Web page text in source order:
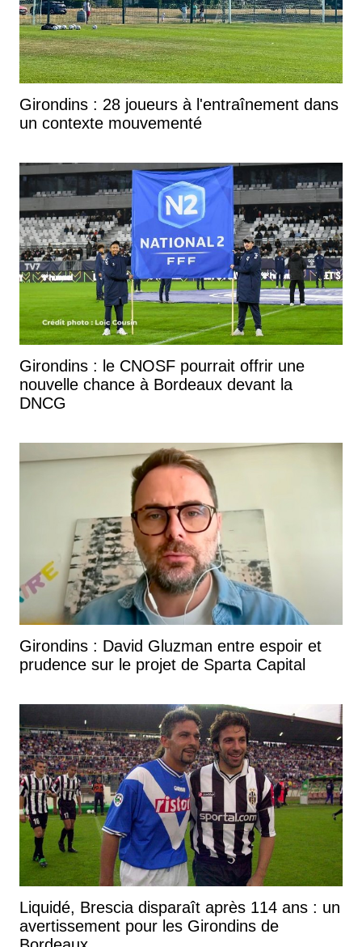
Girondins : 28 joueurs à l'entraînement dans
un contexte mouvementé
Girondins : le CNOSF pourrait offrir une
nouvelle chance à Bordeaux devant la
DNCG
Girondins : David Gluzman entre espoir et
prudence sur le projet de Sparta Capital
Liquidé, Brescia disparaît après 114 ans : un
avertissement pour les Girondins de